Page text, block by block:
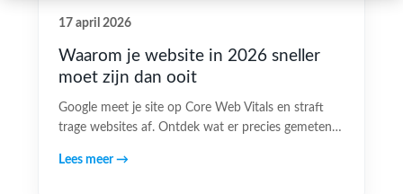
17 april 2026
Waarom je website in 2026 sneller
moet zijn dan ooit
Google meet je site op Core Web Vitals en straft
trage websites af. Ontdek wat er precies gemeten…
Lees meer →